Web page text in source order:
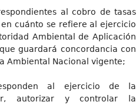
al cobro de tasas
cuánto se refiere al ejercicio
Ambiental de Aplicación
guardará concordancia con
Ambiental Nacional vigente;
al ejercicio de la
autorizar y controlar la